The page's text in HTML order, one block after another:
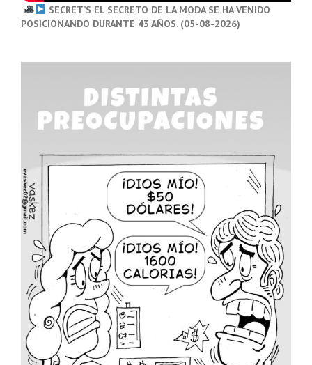
SECRET’S EL SECRETO DE LA MODA SE HA VENIDO
POSICIONANDO DURANTE 43 AÑOS. (05-08-2026)